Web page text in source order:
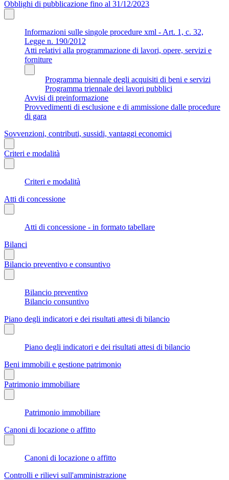
Obblighi di pubblicazione fino al 31/12/2023
Informazioni sulle singole procedure xml - Art. 1, c. 32,
Legge n. 190/2012
Atti relativi alla programmazione di lavori, opere, servizi e
forniture
Programma biennale degli acquisiti di beni e servizi
Programma triennale dei lavori pubblici
Avvisi di preinformazione
Provvedimenti di esclusione e di ammissione dalle procedure
di gara
Sovvenzioni, contributi, sussidi, vantaggi economici
Criteri e modalità
Criteri e modalità
Atti di concessione
Atti di concessione - in formato tabellare
Bilanci
Bilancio preventivo e consuntivo
Bilancio preventivo
Bilancio consuntivo
Piano degli indicatori e dei risultati attesi di bilancio
Piano degli indicatori e dei risultati attesi di bilancio
Beni immobili e gestione patrimonio
Patrimonio immobiliare
Patrimonio immobiliare
Canoni di locazione o affitto
Canoni di locazione o affitto
Controlli e rilievi sull'amministrazione